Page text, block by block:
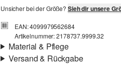
Unsicher bei der Größe? Sieh dir unsere
EAN: 4099979562684
Artikelnummer: 2178737.9999.32
Material & Pflege
Versand & Rückgabe